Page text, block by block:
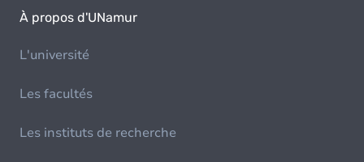
À propos d'UNamur
L'université
Les facultés
Les instituts de recherche